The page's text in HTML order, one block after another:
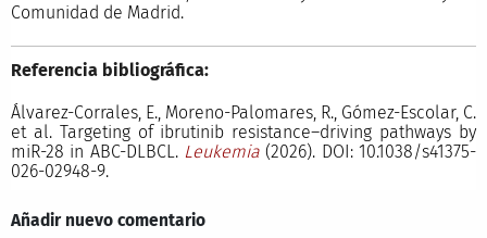
Comunidad de Madrid.
Referencia bibliográfica:
Álvarez-Corrales, E., Moreno-Palomares, R., Gómez-Escolar, C.
et al. Targeting of ibrutinib resistance–driving pathways by
miR-28 in ABC-DLBCL. Leukemia (2026). DOI: 10.1038/s41375-
026-02948-9.
Añadir nuevo comentario